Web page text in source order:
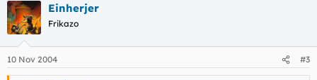
Einherjer
Frikazo
10 Nov 2004 #3